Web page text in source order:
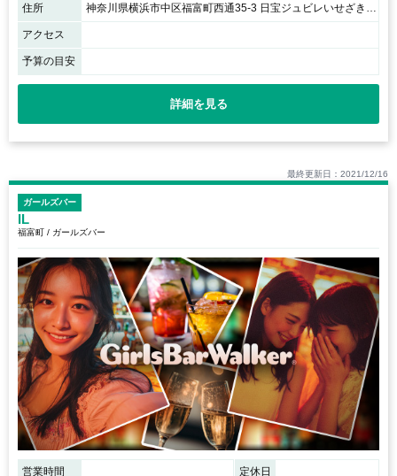
住所
アクセス
予算の目安
詳細を見る
最終更新日：2021/12/16
ガールズバー
IL
福富町 / ガールズバー
営業時間 定休日